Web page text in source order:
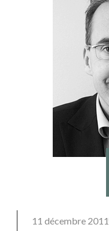
11 décembre 2011